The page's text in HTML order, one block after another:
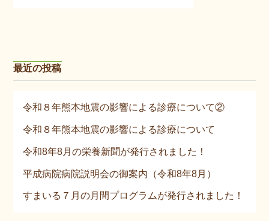
最近の投稿
令和８年熊本地震の影響による診療について②
令和８年熊本地震の影響による診療について
令和8年8月の栄養新聞が発行されました！
平成病院病院説明会の御案内（令和8年8月）
すまいる７月の月間プログラムが発行されました！